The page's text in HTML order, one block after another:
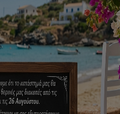
CM4677 Italiana
Καφετιέρα
Παραλαβή